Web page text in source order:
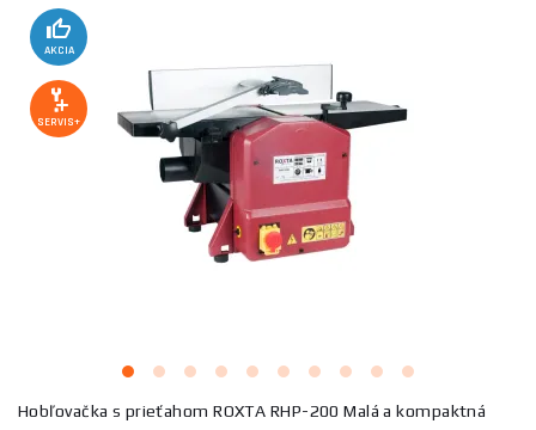
AKCIA
SERVIS+
Hobľovačka s prieťahom ROXTA RHP-200 Malá a kompaktná